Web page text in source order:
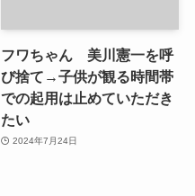
フワちゃん 美川憲一を呼
び捨て→子供が観る時間帯
での起用は止めていただき
たい
2024年7月24日